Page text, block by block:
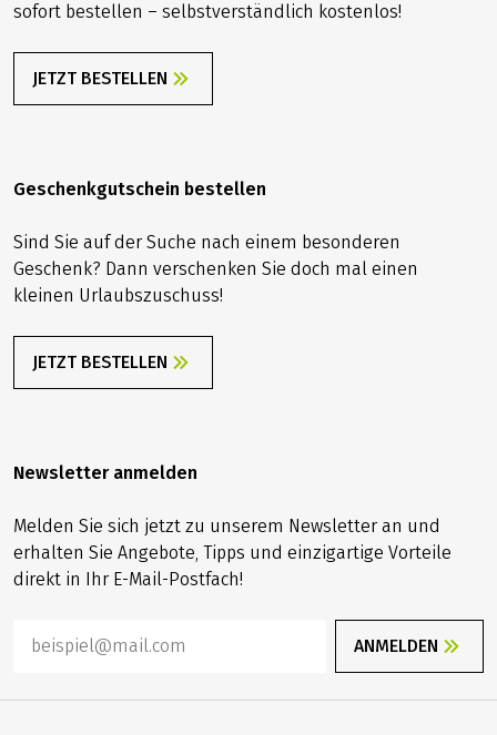
sofort bestellen – selbstverständlich kostenlos!
JETZT BESTELLEN
Geschenkgutschein bestellen
Sind Sie auf der Suche nach einem besonderen
Geschenk? Dann verschenken Sie doch mal einen
kleinen Urlaubszuschuss!
JETZT BESTELLEN
Newsletter anmelden
Melden Sie sich jetzt zu unserem Newsletter an und
erhalten Sie Angebote, Tipps und einzigartige Vorteile
direkt in Ihr E-Mail-Postfach!
ANMELDEN